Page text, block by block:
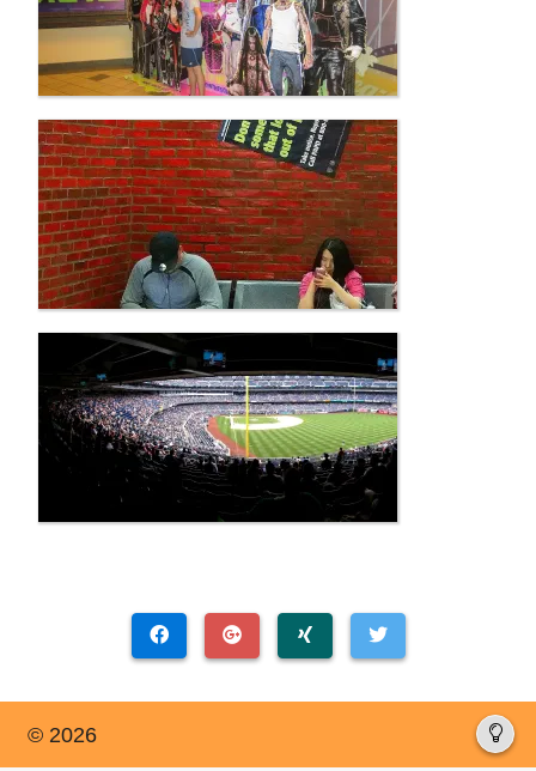
© 2026